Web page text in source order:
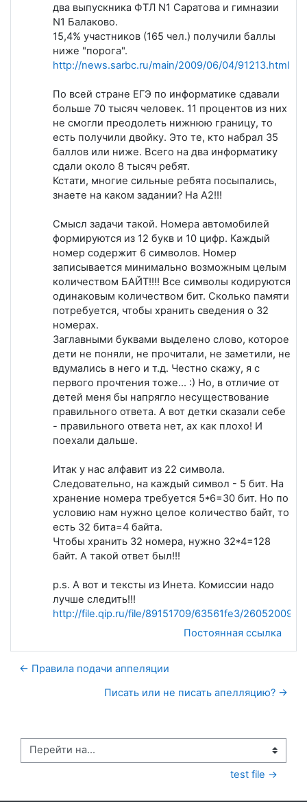
два выпускника ФТЛ N1 Саратова и гимназии
N1 Балаково.
15,4% участников (165 чел.) получили баллы
ниже "порога".
http://news.sarbc.ru/main/2009/06/04/91213.html
По всей стране ЕГЭ по информатике сдавали
больше 70 тысяч человек. 11 процентов из них
не смогли преодолеть нижнюю границу, то
есть получили двойку. Это те, кто набрал 35
баллов или ниже. Всего на два информатику
сдали около 8 тысяч ребят.
Кстати, многие сильные ребята посыпались,
знаете на каком задании? На А2!!!
Смысл задачи такой. Номера автомобилей
формируются из 12 букв и 10 цифр. Каждый
номер содержит 6 символов. Номер
записывается минимально возможным целым
количеством БАЙТ!!!! Все символы кодируются
одинаковым количеством бит. Сколько памяти
потребуется, чтобы хранить сведения о 32
номерах.
Заглавными буквами выделено слово, которое
дети не поняли, не прочитали, не заметили, не
вдумались в него и т.д. Честно скажу, я с
первого прочтения тоже... :) Но, в отличие от
детей меня бы напрягло несуществование
правильного ответа. А вот детки сказали себе
- правильного ответа нет, ах как плохо! И
поехали дальше.
Итак у нас алфавит из 22 символа.
Следовательно, на каждый символ - 5 бит. На
хранение номера требуется 5*6=30 бит. Но по
условию нам нужно целое количество байт, то
есть 32 бита=4 байта.
Чтобы хранить 32 номера, нужно 32*4=128
байт. А такой ответ был!!!
p.s. А вот и тексты из Инета. Комиссии надо
лучше следить!!!
http://file.qip.ru/file/89151709/63561fe3/
Постоянная ссылка
← Правила подачи аппеляции
Писать или не писать апелляцию? →
Перейти на...
test file →